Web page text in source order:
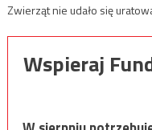
Zwierząt nie udało się
Wspieraj